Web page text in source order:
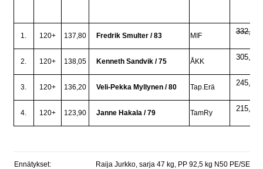
1. 120+ 137,80 Fredrik Smulter / 83 MIF 332,5
2. 120+ 138,05 Kenneth Sandvik / 75 ÅKK 305,0
3. 120+ 136,20 Veli-Pekka Myllynen / 80 Tap.Erä 245,0
4. 120+ 123,90 Janne Hakala / 79 TamRy 215,0
Ennätykset: Raija Jurkko, sarja 47 kg, PP 92,5 kg N50 PE/SE